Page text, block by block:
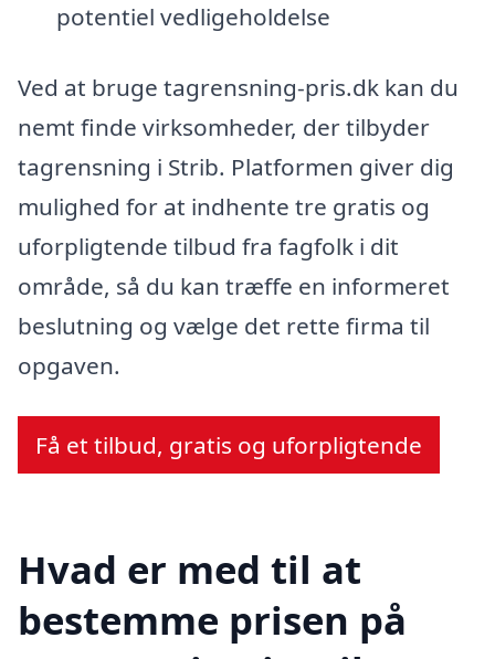
potentiel vedligeholdelse
Ved at bruge tagrensning-pris.dk kan du
nemt finde virksomheder, der tilbyder
tagrensning i Strib. Platformen giver dig
mulighed for at indhente tre gratis og
uforpligtende tilbud fra fagfolk i dit
område, så du kan træffe en informeret
beslutning og vælge det rette firma til
opgaven.
Få et tilbud, gratis og uforpligtende
Hvad er med til at
bestemme prisen på